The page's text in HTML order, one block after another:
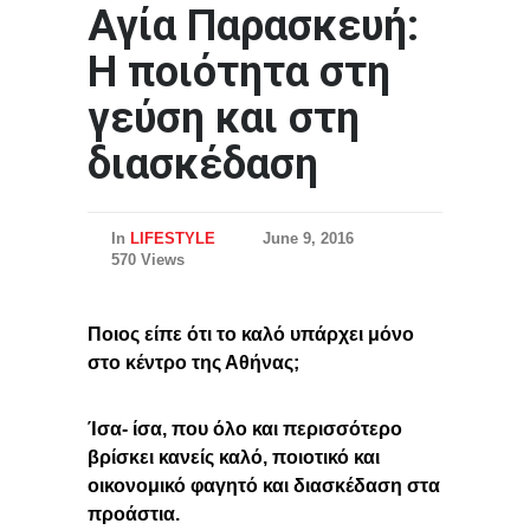
Αγία Παρασκευή:
Η ποιότητα στη
γεύση και στη
διασκέδαση
In LIFESTYLE
June 9, 2016
570 Views
Ποιος είπε ότι το καλό υπάρχει μόνο
στο κέντρο της Αθήνας;
Ίσα- ίσα, που όλο και περισσότερο
βρίσκει κανείς καλό, ποιοτικό και
οικονομικό φαγητό και διασκέδαση στα
προάστια.